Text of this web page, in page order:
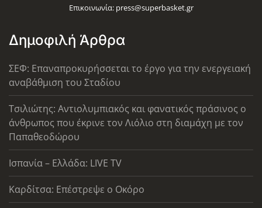
Επικοινωνία: press@superbasket.gr
Δημοφιλή Άρθρα
ΣΕΦ: Επαναπροκυρήσσεται το έργο για την ενεργειακή
αναβάθμιση του Σταδίου
Τσιλιώτης: Αντιολυμπιακός και φανατικός πράσινος ο
άνθρωπος που έκρινε τον Λιόλιο στη διαμάχη με τον
Παπαθεοδώρου
Ισπανία – Ελλάδα: LIVE TV
Καρδίτσα: Επέστρεψε ο Οκόρο